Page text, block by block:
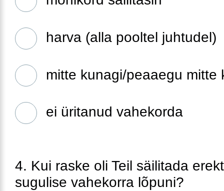
harva (alla pooltel juhtudel)
mitte kunagi/peaaegu mitte
ei üritanud vahekorda
4. Kui raske oli Teil säilitada
sugulise vahekorra lõpuni?